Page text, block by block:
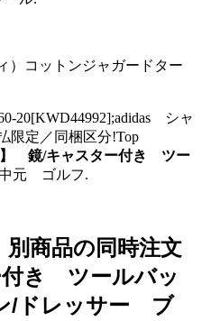
）コットンジャガードター
シャ
定／同梱区分!Top
】 鏡/キャスター付き ツー
元 ゴルフ.
商品の同時注文
き ツールバッ
/ドレッサー ブ